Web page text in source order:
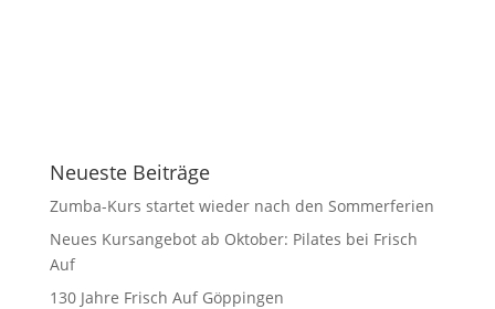
Neueste Beiträge
Zumba-Kurs startet wieder nach den Sommerferien
Neues Kursangebot ab Oktober: Pilates bei Frisch
Auf
130 Jahre Frisch Auf Göppingen